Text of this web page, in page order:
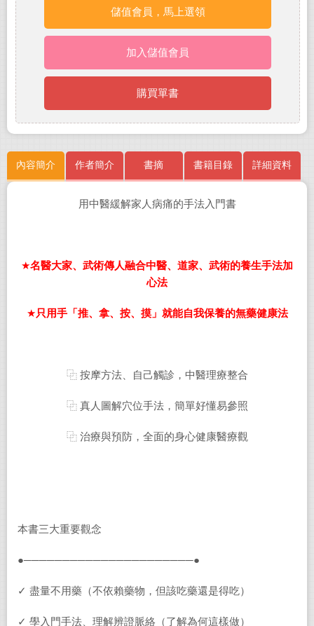
儲值會員，馬上選領
加入儲值會員
購買單書
內容簡介 作者簡介 書摘 書籍目錄 詳細資料
用中醫緩解家人病痛的手法入門書
★名醫大家、武術傳人融合中醫、道家、武術的養生手法加
心法
★只用手「推、拿、按、摸」就能自我保養的無藥健康法
⿻ 按摩方法、自己觸診，中醫理療整合
⿻ 真人圖解穴位手法，簡單好懂易參照
⿻ 治療與預防，全面的身心健康醫療觀
本書三大重要觀念
●──────────────────────●
✓ 盡量不用藥（不依賴藥物，但該吃藥還是得吃）
✓ 學入門手法、理解辨證脈絡（了解為何這樣做）